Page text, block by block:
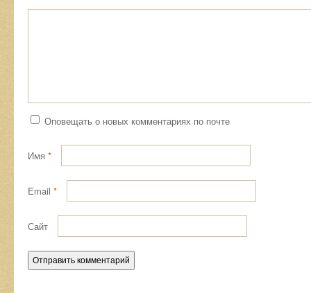
Оповещать о новых комментариях по почте
Имя *
Email *
Сайт